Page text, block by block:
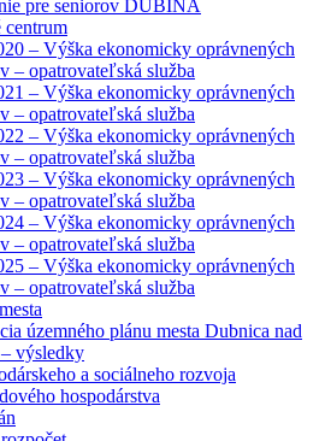
pre seniorov DUBINA
– Výška ekonomicky oprávnených
– opatrovateľská služba
– Výška ekonomicky oprávnených
– opatrovateľská služba
– Výška ekonomicky oprávnených
– opatrovateľská služba
– Výška ekonomicky oprávnených
– opatrovateľská služba
– Výška ekonomicky oprávnených
– opatrovateľská služba
– Výška ekonomicky oprávnených
– opatrovateľská služba
územného plánu mesta Dubnica nad
výsledky
a sociálneho rozvoja
hospodárstva